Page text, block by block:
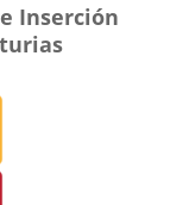
Inserción